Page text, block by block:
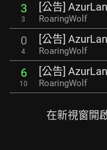
3
3
[公告]
RoaringWolf
0
4
[公告]
RoaringWolf
6
10
[公告]
RoaringWolf
在新視窗開